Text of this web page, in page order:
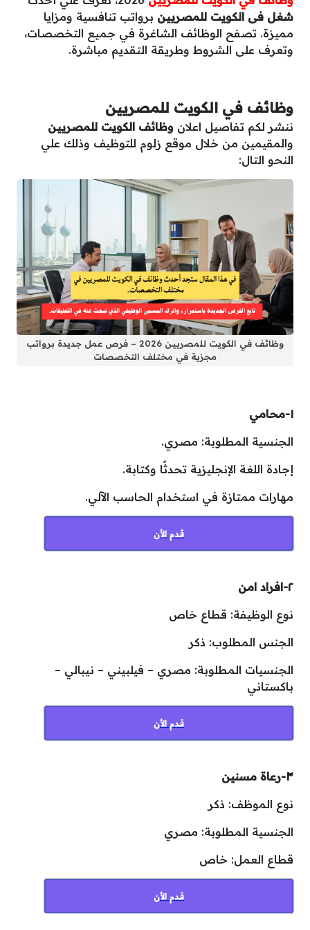
شغل فى الكويت للمصريين برواتب تنافسية ومزايا
مميزة. تصفح الوظائف الشاغرة في جميع التخصصات،
وتعرف على الشروط وطريقة التقديم مباشرة.
وظائف في الكويت للمصريين
ننشر لكم تفاصيل اعلان وظائف الكويت للمصريين
والمقيمين من خلال موقع زلوم للتوظيف وذلك علي
النحو التال:
وظائف في الكويت للمصريين 2026 – فرص عمل جديدة برواتب
مجزية في مختلف التخصصات
١-محامي
الجنسية المطلوبة: مصري.
إجادة اللغة الإنجليزية تحدثًا وكتابة.
مهارات ممتازة في استخدام الحاسب الآلي.
قدم الأن
٢-افراد امن
نوع الوظيفة: قطاع خاص
الجنس المطلوب: ذكر
الجنسيات المطلوبة: مصري – فيلبيني – نيبالي –
باكستاني
قدم الأن
٣-رعاة مسنين
نوع الموظف: ذكر
الجنسية المطلوبة: مصري
قطاع العمل: خاص
قدم الأن